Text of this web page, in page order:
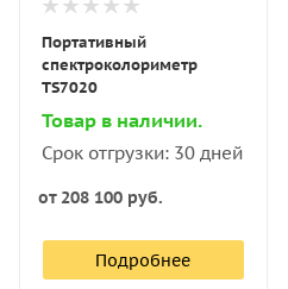
Портативный
спектроколориметр
TS7020
Товар в наличии.
Срок отгрузки: 30 дней
от 208 100 руб.
Подробнее